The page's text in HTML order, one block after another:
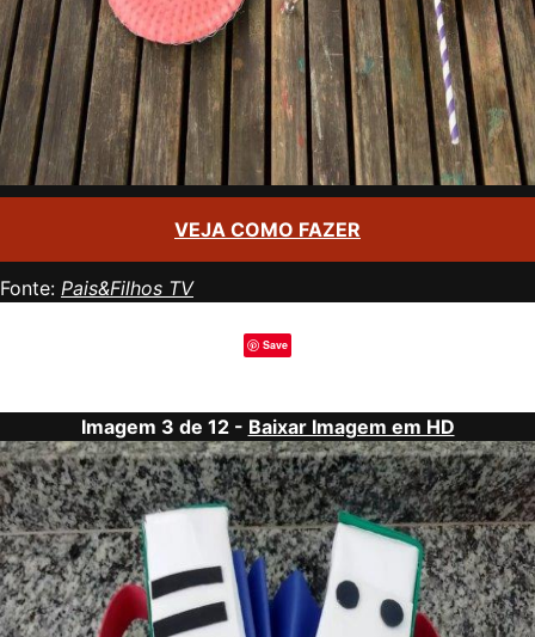
VEJA COMO FAZER
Fonte: Pais&Filhos TV
Save
Imagem 3 de 12 - Baixar Imagem em HD